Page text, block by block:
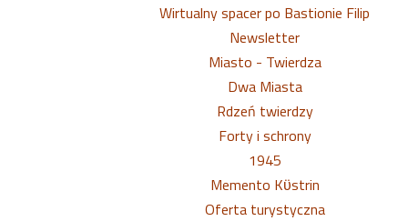
Wirtualny spacer po Bastionie Filip
Newsletter
Miasto - Twierdza
Dwa Miasta
Rdzeń twierdzy
Forty i schrony
1945
Memento Kϋstrin
Oferta turystyczna